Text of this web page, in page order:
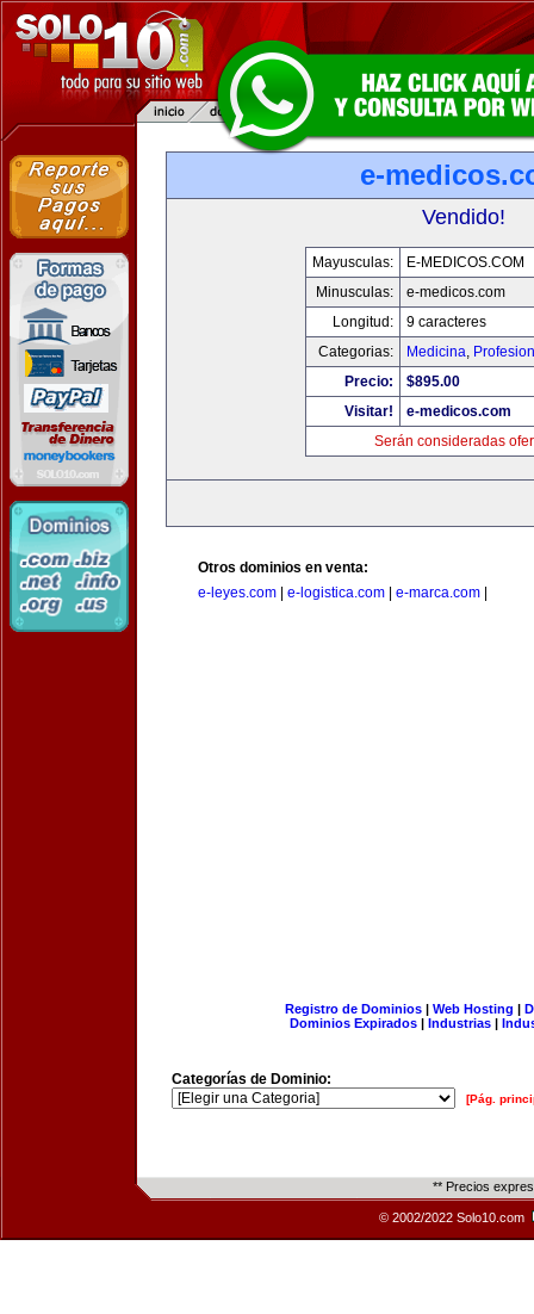
e-
Vendido!
Mayusculas:
E-MEDICOS.COM
Minusculas:
e-medicos.com
Longitud:
9 caracteres
Categorias:
Medicina,
Precio:
$895.00
Visitar!
e-medicos.com
Serán consideradas
Otros dominios en venta:
e-leyes.com
e-logistica.com e-marca.com
Registro de Dominios| Web Hosting |
Dominios Expirados | Industrias |
Categorías de Dominio:
[Pág.
** Precios
© 2002/2022 Solo10.com